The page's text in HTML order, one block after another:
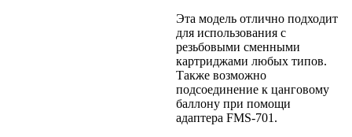
Эта модель отлично подходит
для использования с
резьбовыми сменными
картриджами любых типов.
Также возможно
подсоединение к цанговому
баллону при помощи
адаптера FMS-701.